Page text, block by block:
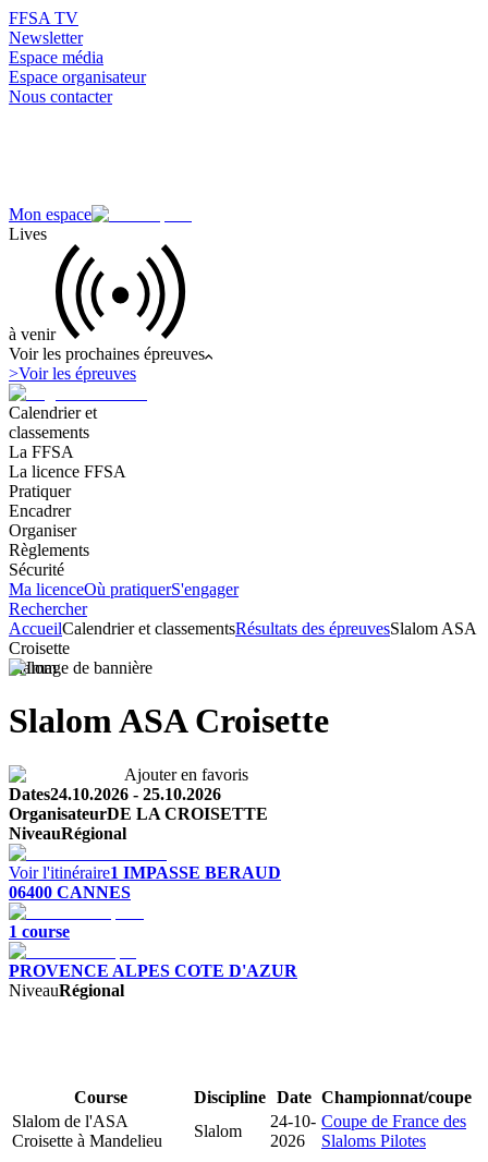
FFSA TV
Newsletter
Espace média
Espace organisateur
Nous contacter
Mon espace
Lives
à venir
Voir les prochaines épreuves
>Voir les épreuves
Calendrier et
classements
La FFSA
La licence FFSA
Pratiquer
Encadrer
Organiser
Règlements
Sécurité
Ma licenceOù pratiquerS'engager
Rechercher
AccueilCalendrier et classementsRésultats des épreuvesSlalom ASA
Croisette
Slalom
Slalom ASA Croisette
Ajouter en favoris
Dates24.10.2026 - 25.10.2026
OrganisateurDE LA CROISETTE
NiveauRégional
Voir l'itinéraire1 IMPASSE BERAUD
06400 CANNES
1 course
PROVENCE ALPES COTE D'AZUR
NiveauRégional
Course Discipline Date Championnat/coupe
Slalom de l'ASA
Croisette à Mandelieu
Slalom
24-10-
2026
Coupe de France des
Slaloms Pilotes